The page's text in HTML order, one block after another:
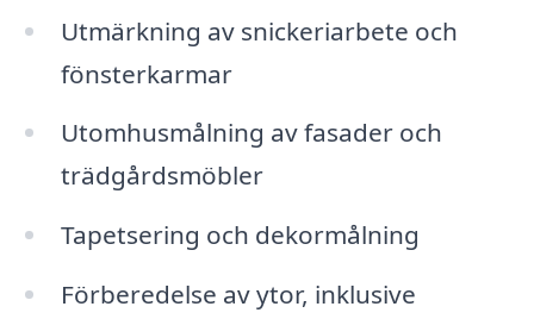
Utmärkning av snickeriarbete och
fönsterkarmar
Utomhusmålning av fasader och
trädgårdsmöbler
Tapetsering och dekormålning
Förberedelse av ytor, inklusive